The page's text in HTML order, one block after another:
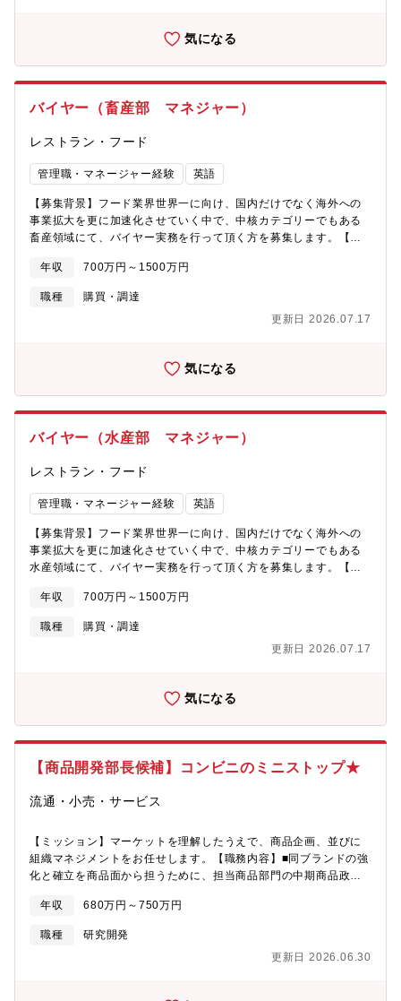
でのご活躍を想定しており、本社と綿密に連携しながら東京拠点
を期待しています。※社内コミュニケーションはslackやZoomで
ださい。出張ベースで往来も想定しています。【主な業務内容】■
発■海外の仕入先開拓と条件の交渉■数値分析による最適な販売価
格の設定■品質管理に関わる業務■部門立ち上げおよびマネジメン
ト業務【社風・働き方について】■ブログ記事10年売れ続けるロン
グセラー商品を生み出す、モノタロウのプライベートブランドの
秘訣【当社について】私たちMonotaRO(モノタロウ)は、間接資
材(オフィス用品、工具、消耗品など)を取り扱うBtoBオンライン
数は800万件を超え、間接資材販売のEC(電子商取引）としては日
画開発・採用した製品が明確な販売成果を上げた経験があり、そ
の背景理由を理解し再現性をもって商品開発・採用のPDCAサイ
務の場合、入社時数週間～3ヶ月程度の本社研修があります。※期
気になる
バイヤー（畜産部 マネジャー）
レストラン・フード
管理職・マネージャー経験 英語
【募集背景】フード業界世界一に向け、国内だけでなく海外への
事業拡大を更に加速化させていく中で、中核カテゴリーでもある
畜産領域にて、バイヤー実務を行って頂く方を募集します。【職
築業務■在庫管理、商品登録業務■新規取引先開拓業務■マネジメン
年収 700万円～1500万円
職種
購買・調達
更新日 2026.07.17
気になる
バイヤー（水産部 マネジャー）
レストラン・フード
管理職・マネージャー経験 英語
【募集背景】フード業界世界一に向け、国内だけでなく海外への
事業拡大を更に加速化させていく中で、中核カテゴリーでもある
水産領域にて、バイヤー実務を行って頂く方を募集します。【職
築業務■在庫管理、商品登録業務■新規取引先開拓業務■マネジメン
ト【出張頻度】週3～4日、日本全国及び海外への出張がございま
す。
年収 700万円～1500万円
職種
購買・調達
更新日 2026.07.17
気になる
【商品開発部長候補】コンビニのミニストップ★
流通・小売・サービス
【ミッション】マーケットを理解したうえで、商品企画、並びに
組織マネジメントをお任せします。【職務内容】■同ブランドの強
化と確立を商品面から担うために、担当商品部門の中期商品政策
品開発計画を立案し、進捗を管理する。また、取引先政策、原材
料調達政策、物流等の合理化策を併せて計画し、実行する。それ
により、お客さまに支持される商品を開発・調達し、加盟店の売
上総利益増大に寄与する。■年間、半期、月次の推薦商品計画およ
年収 680万円～750万円
職種
研究開発
更新日 2026.06.30